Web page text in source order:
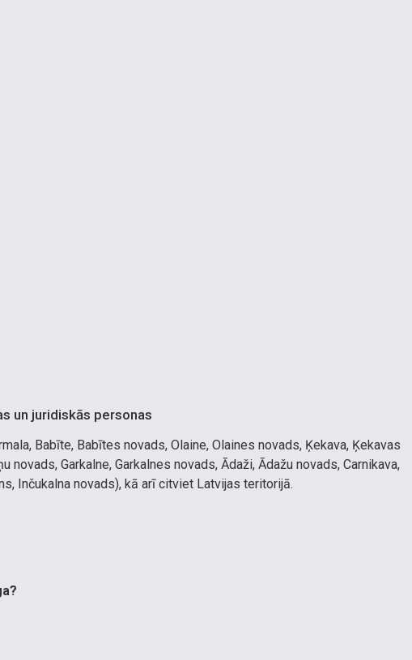
un juridiskās personas
Babīte, Babītes novads, Olaine, Olaines novads, Ķekava, Ķekavas
Garkalne, Garkalnes novads, Ādaži, Ādažu novads, Carnikava,
Inčukalna novads), kā arī citviet Latvijas teritorijā.